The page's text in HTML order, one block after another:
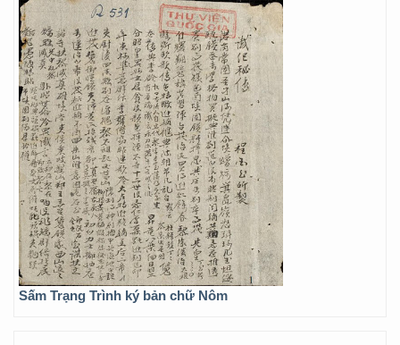
Sấm Trạng Trình ký bản chữ Nôm